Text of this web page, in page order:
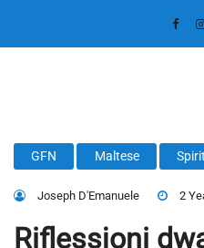
GFN Maltese
Joseph D'Emanuele 2
Riflessjoni